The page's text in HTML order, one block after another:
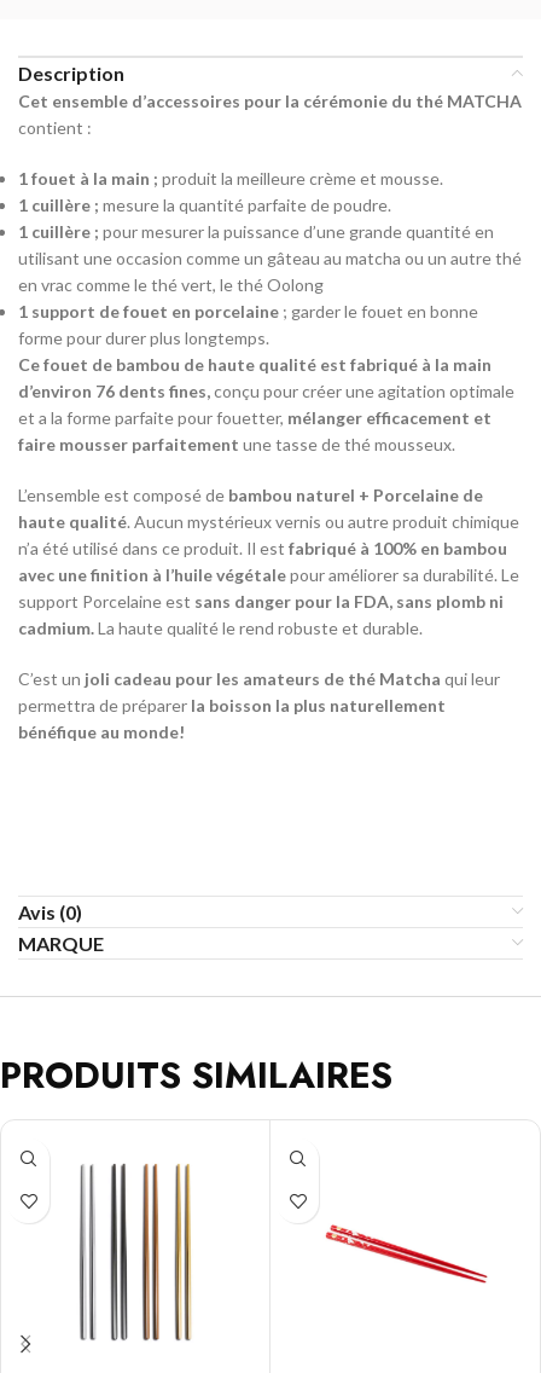
Description
Cet ensemble d’accessoires pour la cérémonie du thé MATCHA
contient :
1 fouet à la main ; produit la meilleure crème et mousse.
1 cuillère ; mesure la quantité parfaite de poudre.
1 cuillère ; pour mesurer la puissance d’une grande quantité en
utilisant une occasion comme un gâteau au matcha ou un autre thé
en vrac comme le thé vert, le thé Oolong
1 support de fouet en porcelaine ; garder le fouet en bonne
forme pour durer plus longtemps.
Ce fouet de bambou de haute qualité est fabriqué à la main
d’environ 76 dents fines,conçu pour créer une agitation optimale
et a la forme parfaite pour fouetter, mélanger efficacement et
faire mousser parfaitement une tasse de thé mousseux.
L’ensemble est composé de bambou naturel + Porcelaine de
haute qualité. Aucun mystérieux vernis ou autre produit chimique
n’a été utilisé dans ce produit. Il est fabriqué à 100% en bambou
avec une finition à l’huile végétalepour améliorer sa durabilité. Le
support Porcelaine est sans danger pour la FDA, sans plomb ni
cadmium.La haute qualité le rend robuste et durable.
C’est un joli cadeau pour les amateurs de thé Matcha qui leur
permettra de préparer la boisson la plus naturellement
bénéfique au monde!
Avis (0)
MARQUE
PRODUITS SIMILAIRES